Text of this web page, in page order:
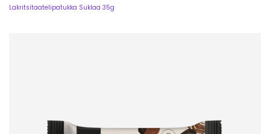
Lakritsitaatelipatukka Suklaa 35g